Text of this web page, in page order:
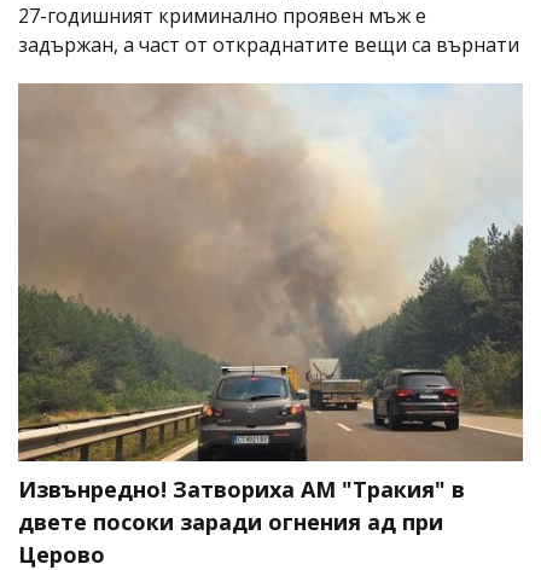
27-годишният криминално проявен мъж е
задържан, а част от откраднатите вещи са върнати
Извънредно! Затвориха АМ "Тракия" в
двете посоки заради огнения ад при
Церово